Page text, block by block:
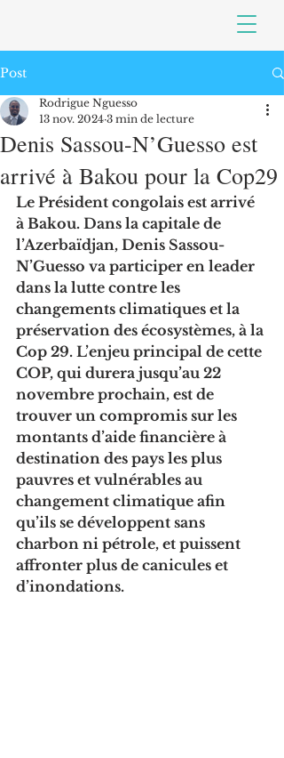
Post
Denis Sassou-N’Guesso est
arrivé à Bakou pour la Cop29
Rodrigue Nguesso
13 nov. 2024 3 min de lecture
Le Président congolais est arrivé
à Bakou. Dans la capitale de
l’Azerbaïdjan, Denis Sassou-
N’Guesso va participer en leader
dans la lutte contre les
changements climatiques et la
préservation des écosystèmes, à la
Cop 29. L’enjeu principal de cette
COP, qui durera jusqu’au 22
novembre prochain, est de
trouver un compromis sur les
montants d’aide financière à
destination des pays les plus
pauvres et vulnérables au
changement climatique afin
qu’ils se développent sans
charbon ni pétrole, et puissent
affronter plus de canicules et
d’inondations.